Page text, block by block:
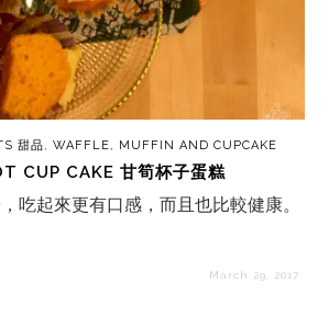
甜品, WAFFLE, MUFFIN AND CUPCAKE
CUP CAKE 甘筍杯子蛋糕
吃起來更有口感，而且也比較健康。
March 29, 2017